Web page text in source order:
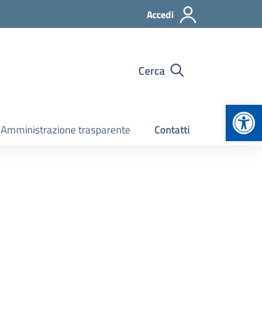
Accedi
Cerca
Amministrazione trasparente Contatti